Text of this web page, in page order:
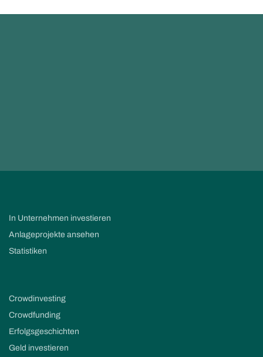
In Unternehmen investieren
Anlageprojekte ansehen
Statistiken
Crowdinvesting
Crowdfunding
Erfolgsgeschichten
Geld investieren